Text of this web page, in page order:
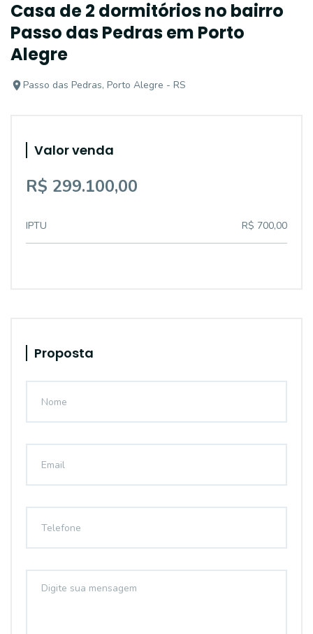
Casa de 2 dormitórios no bairro
Passo das Pedras em Porto
Alegre
Passo das Pedras, Porto Alegre - RS
Valor venda
R$ 299.100,00
IPTU R$ 700,00
Proposta